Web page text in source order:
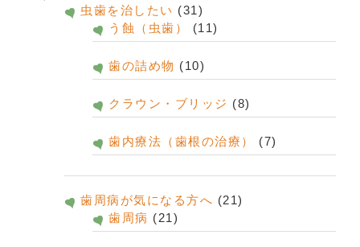
虫歯を治したい (31)
う蝕（虫歯）
(11)
歯の詰め物 (10)
クラウン・ブリッジ (8)
歯内療法（歯根の治療） (7)
歯周病が気になる方へ (21)
歯周病 (21)